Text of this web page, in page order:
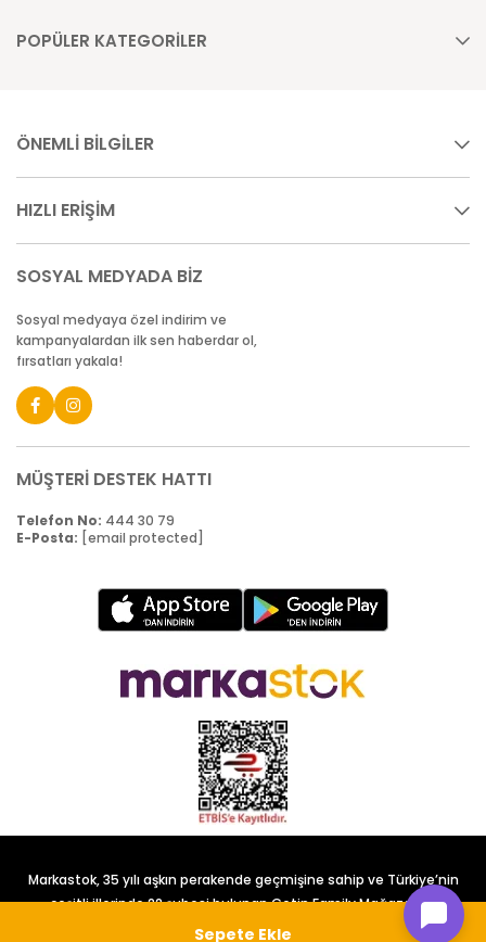
POPÜLER KATEGORİLER
ÖNEMLİ BİLGİLER
HIZLI ERİŞİM
SOSYAL MEDYADA BİZ
Sosyal medyaya özel indirim ve
kampanyalardan ilk sen haberdar ol,
fırsatları yakala!
MÜŞTERİ DESTEK HATTI
Telefon No: 444 30 79
E-Posta: [email protected]
Markastok, 35 yılı aşkın perakende geçmişine sahip ve Türkiye’nin
çeşitli illerinde 22 şubesi bulunan Çetin Family Mağazacılık
tarafından kurulmuştur.